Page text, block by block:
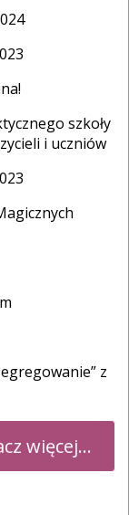
szkoły
i uczniów
z
więcej...